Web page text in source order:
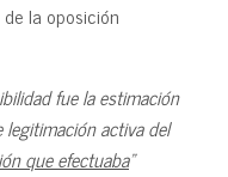
la oposición
fue la estimación
activa del
que efectuaba”